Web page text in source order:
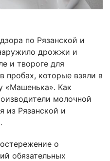
по Рязанской и
дрожжи и
и твороге для
пробах, которые взяли в
«Машенька». Как
молочной
из Рязанской и
о
обязательных